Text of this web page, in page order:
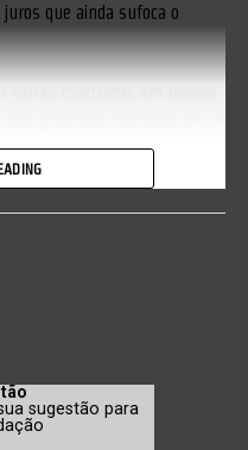
que ainda sufoca o
do recente corte,
proibitivos para a
da semana foi a
sugestão para